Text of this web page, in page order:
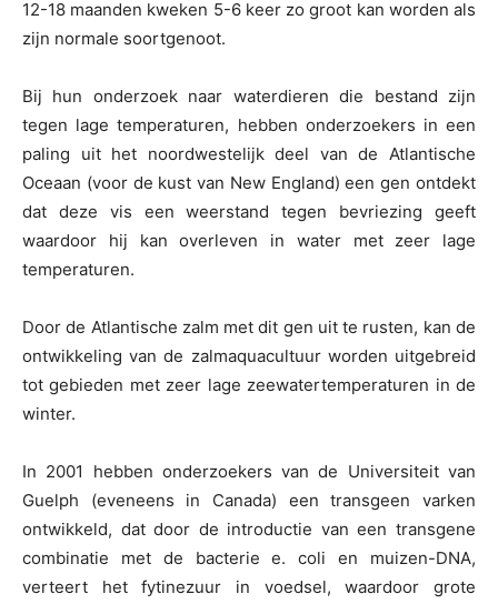
12-18 maanden kweken 5-6 keer zo groot kan worden als
zijn normale soortgenoot.
Bij hun onderzoek naar waterdieren die bestand zijn
tegen lage temperaturen, hebben onderzoekers in een
paling uit het noordwestelijk deel van de Atlantische
Oceaan (voor de kust van New England) een gen ontdekt
dat deze vis een weerstand tegen bevriezing geeft
waardoor hij kan overleven in water met zeer lage
temperaturen.
Door de Atlantische zalm met dit gen uit te rusten, kan de
ontwikkeling van de zalmaquacultuur worden uitgebreid
tot gebieden met zeer lage zeewatertemperaturen in de
winter.
In 2001 hebben onderzoekers van de Universiteit van
Guelph (eveneens in Canada) een transgeen varken
ontwikkeld, dat door de introductie van een transgene
combinatie met de bacterie e. coli en muizen-DNA,
verteert het fytinezuur in voedsel, waardoor grote